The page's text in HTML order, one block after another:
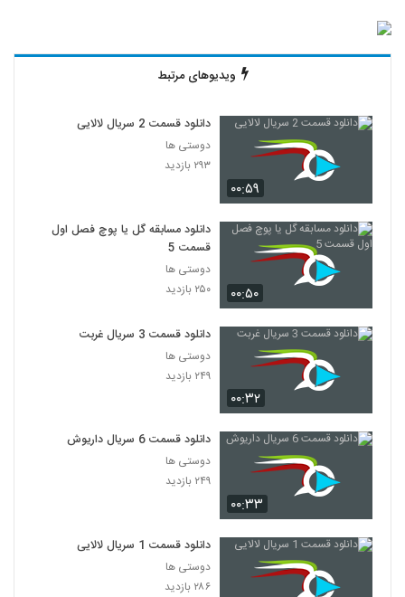
ویدیوهای مرتبط
۰۰:۵۹
دانلود قسمت 2 سریال لالایی
دوستی ها
۲۹۳ بازدید
۰۰:۵۰
دانلود مسابقه گل یا پوچ فصل اول
قسمت 5
دوستی ها
۲۵۰ بازدید
۰۰:۳۲
دانلود قسمت 3 سریال غربت
دوستی ها
۲۴۹ بازدید
۰۰:۳۳
دانلود قسمت 6 سریال داریوش
دوستی ها
۲۴۹ بازدید
دانلود قسمت 1 سریال لالایی
دوستی ها
۲۸۶ بازدید